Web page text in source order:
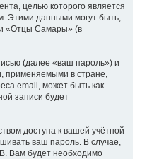
целью которого является
Этими данными могут быть,
«Отцы Самары» (в
(далее «ваш пароль») и
в стране,
email, может быть как
записи будет
доступа к вашей учётной
ваш пароль. В случае,
Вам будет необходимо